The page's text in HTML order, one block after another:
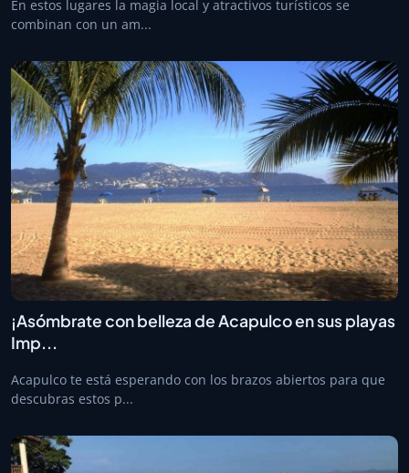
En estos lugares la magia local y atractivos turísticos se
combinan con un am...
¡Asómbrate con belleza de Acapulco en sus playas
Imp...
Acapulco te está esperando con los brazos abiertos para que
descubras estos p...